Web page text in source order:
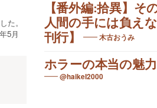
【番外編:拾異】そ
人間の手には負え
刊行】
木古おうみ
ホラーの本当の魅
@haikeI2000
た。
5月